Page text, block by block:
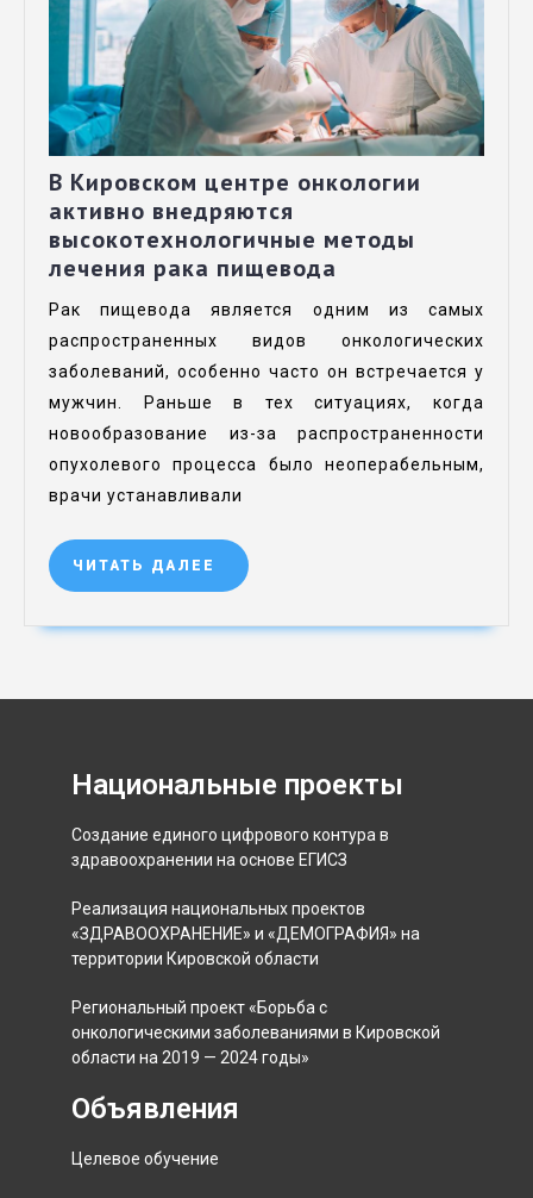
В Кировском центре онкологии
активно внедряются
высокотехнологичные методы
лечения рака пищевода
Рак пищевода является одним из самых
распространенных видов онкологических
заболеваний, особенно часто он встречается у
мужчин. Раньше в тех ситуациях, когда
новообразование из-за распространенности
опухолевого процесса было неоперабельным,
врачи устанавливали
ЧИТАТЬ ДАЛЕЕ
Национальные проекты
Создание единого цифрового контура в
здравоохранении на основе ЕГИСЗ
Реализация национальных проектов
«ЗДРАВООХРАНЕНИЕ» и «ДЕМОГРАФИЯ» на
территории Кировской области
Региональный проект «Борьба с
онкологическими заболеваниями в Кировской
области на 2019 — 2024 годы»
Объявления
Целевое обучение